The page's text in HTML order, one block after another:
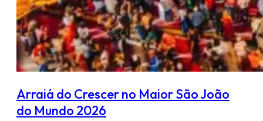
Arraiá do Crescer no Maior São João
do Mundo 2026